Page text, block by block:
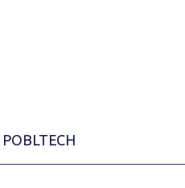
POBLTECH